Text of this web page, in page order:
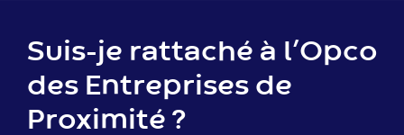
Suis-je rattaché à l’Opco
des Entreprises de
Proximité ?